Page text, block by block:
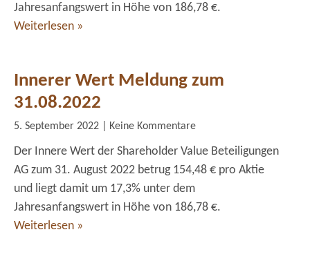
Jahresanfangswert in Höhe von 186,78 €.
Weiterlesen »
Innerer Wert Meldung zum
31.08.2022
5. September 2022 Keine Kommentare
Der Innere Wert der Shareholder Value Beteiligungen
AG zum 31. August 2022 betrug 154,48 € pro Aktie
und liegt damit um 17,3% unter dem
Jahresanfangswert in Höhe von 186,78 €.
Weiterlesen »